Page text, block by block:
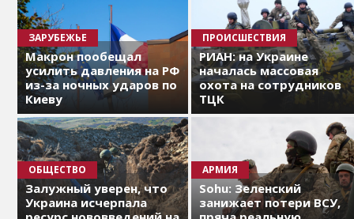
ЗАРУБЕЖЬЕ
Макрон пообещал
усилить давления на РФ
из-за ночных ударов по
Киеву
ПРОИСШЕСТВИЯ
РИАН: на Украине
началась массовая
охота на сотрудников
ТЦК
ОБЩЕСТВО
Залужный уверен, что
Украина исчерпала
АРМИЯ
Sohu: Зеленский
занижает потери ВСУ,